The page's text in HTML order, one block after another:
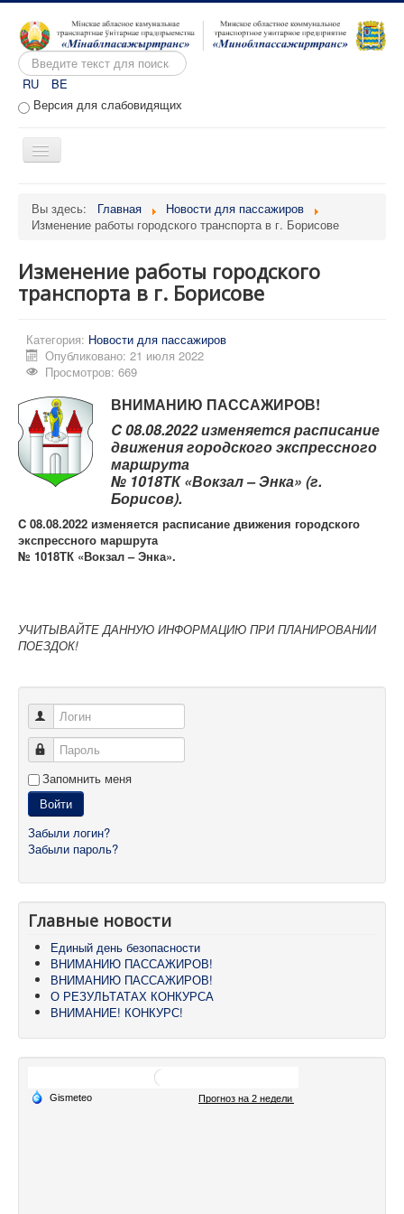
Искать...
RU
BE
Версия для слабовидящих
Включить/
О предприятии
Обращения
Расписание движения
Портал перевозчиков
Контрольно-ревизорская служба
Карта сайта
Вы здесь: Главная
Новости для пассажиров
Изменение работы городского транспорта в г. Борисове
Изменение работы городского
транспорта в г. Борисове
Категория: Новости для пассажиров
Опубликовано: 21 июля 2022
Просмотров: 669
ВНИМАНИЮ ПАССАЖИРОВ!
C 08.08.2022 изменяется расписание
движения городского экспрессного
маршрута
№ 1018ТК «Вокзал – Энка» (г.
Борисов).
C 08.08.2022 изменяется расписание движения городского
экспрессного маршрута
№ 1018ТК «Вокзал – Энка».
УЧИТЫВАЙТЕ ДАННУЮ ИНФОРМАЦИЮ ПРИ ПЛАНИРОВАНИИ
ПОЕЗДОК!
Логин
Пароль
Запомнить меня
Войти
Забыли логин?
Забыли пароль?
Главные новости
Единый день безопасности
ВНИМАНИЮ ПАССАЖИРОВ!
ВНИМАНИЮ ПАССАЖИРОВ!
О РЕЗУЛЬТАТАХ КОНКУРСА
ВНИМАНИЕ! КОНКУРС!